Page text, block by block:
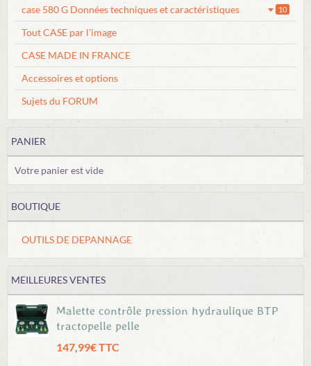
case 580 G Données techniques et caractéristiques 10
Tout CASE par l'image
CASE MADE IN FRANCE
Accessoires et options
Sujets du FORUM
PANIER
Votre panier est vide
BOUTIQUE
OUTILS DE DEPANNAGE
MEILLEURES VENTES
Malette contrôle pression hydraulique BTP
tractopelle pelle
147,99€ TTC